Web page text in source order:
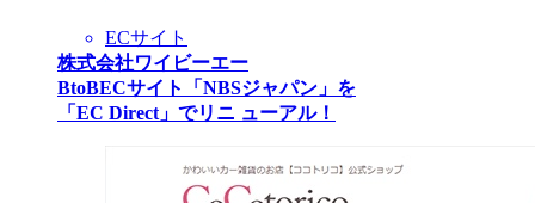
ECサイト
株式会社ワイビーエー
BtoBECサイト「NBSジャパン」を
「EC Direct」でリニ ューアル！